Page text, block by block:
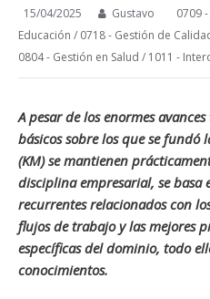
15/04/2025 Gustavo
0709
Educación / 0718 - Gestión de
0804 - Gestión en Salud / 1011 -
A pesar de los enormes
básicos sobre los que se fundó
(KM) se mantienen
disciplina empresarial, se basa
recurrentes relacionados con
flujos de trabajo y las mejores
específicas del dominio, todo
conocimientos.